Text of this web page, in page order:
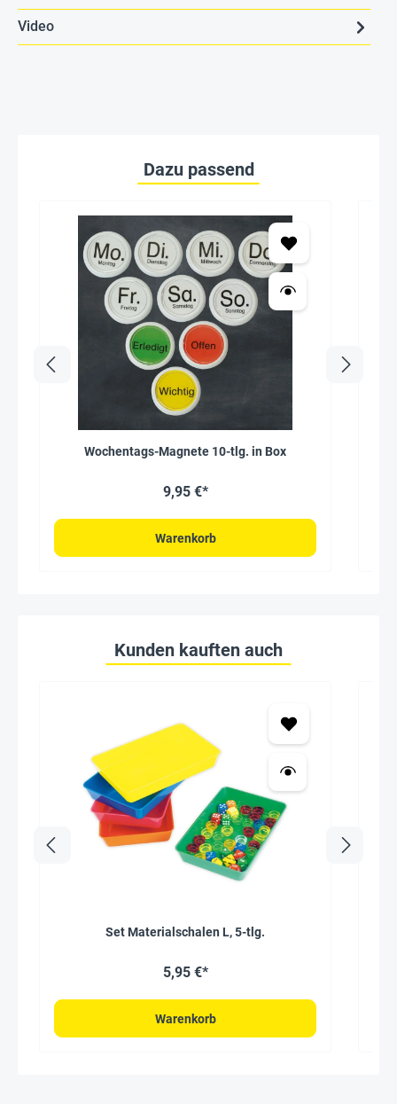
Video
Dazu passend
Wochentags-Magnete 10-tlg. in Box
9,95 €*
Warenkorb
Kunden kauften auch
Set Materialschalen L, 5-tlg.
5,95 €*
Warenkorb